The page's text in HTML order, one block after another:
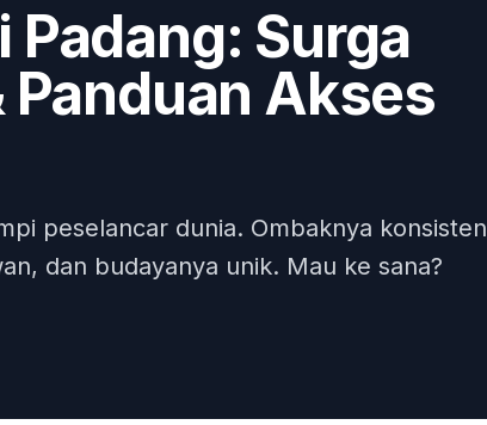
Padang: Surga
Panduan Akses
peselancar dunia. Ombaknya konsisten
dan budayanya unik. Mau ke sana?